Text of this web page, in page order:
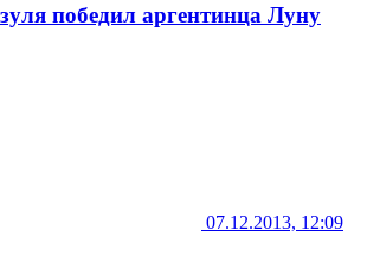
победил аргентинца Луну
07.12.2013, 12:09